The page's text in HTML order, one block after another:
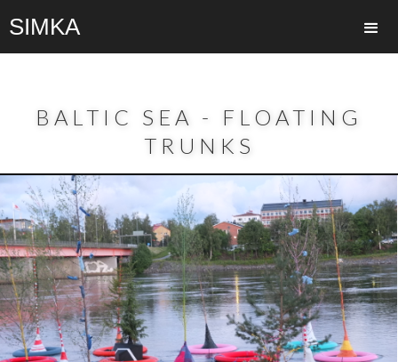
SIMKA
BALTIC SEA - FLOATING
TRUNKS